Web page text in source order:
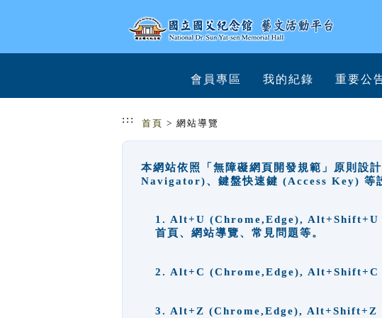
會員專區 我的紀錄 重要公
::: 首頁 > 網站導覽
本網站依照「無障礙網頁開發規範」原則設
Navigator)、鍵盤快速鍵 (Access Key) 等
1. Alt+U (Chrome,Edge), Alt+Shift+U
首頁、網站導覽、常見問題等。
2. Alt+C (Chrome,Edge), Alt+Shift+C
3. Alt+Z (Chrome,Edge), Alt+Shift+Z